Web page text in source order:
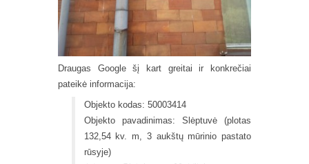
Draugas Google šį kart greitai ir konkrečiai
pateikė informacija:
Objekto kodas: 50003414
Objekto pavadinimas: Slėptuvė (plotas
132,54 kv. m, 3 aukštų mūrinio pastato
rūsyje)